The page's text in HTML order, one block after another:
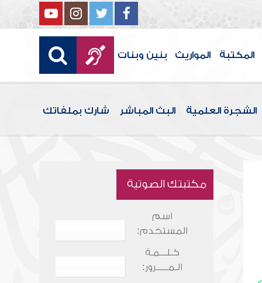
المكتبة المواريث بنين وبنات
الشجرة العلمية البث المباشر شارك بملفاتك
مكتبتك الصوتية
اسم
المستخدم:
كـلـــمـة
الـمـــــرور: